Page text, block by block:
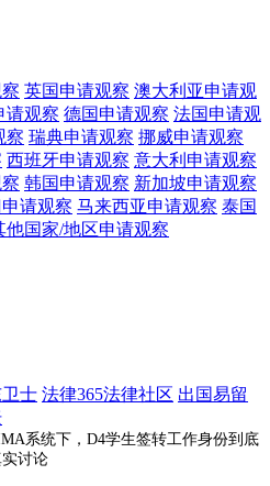
英国申请观察 澳大利亚申请观
请观察 德国申请观察 法国申请观
察 瑞典申请观察 挪威申请观察
西班牙申请观察 意大利 申请观察
韩国申请观察 新加坡申请观察
申请观察 马来西亚申请观察 泰国
他国家/地区申请观察
士 法律365法律社区 出国易留
系统下，D4学生签转工作身份到底
讨论